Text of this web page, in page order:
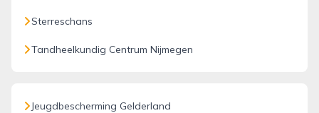
Sterreschans
Tandheelkundig Centrum Nijmegen
Jeugdbescherming Gelderland